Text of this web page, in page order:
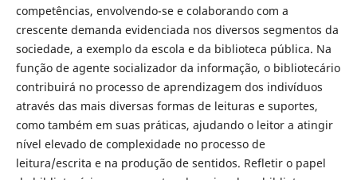
competências, envolvendo-se e colaborando com a
crescente demanda evidenciada nos diversos segmentos da
sociedade, a exemplo da escola e da biblioteca pública. Na
função de agente socializador da informação, o bibliotecário
contribuirá no processo de aprendizagem dos indivíduos
através das mais diversas formas de leituras e suportes,
como também em suas práticas, ajudando o leitor a atingir
nível elevado de complexidade no processo de
leitura/escrita e na produção de sentidos. Refletir o papel